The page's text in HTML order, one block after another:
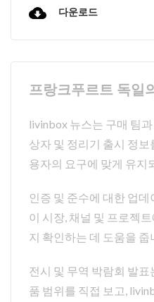
다운로드
프랑크푸르트 독일
livinbox 뉴스는 구매 팀
상자 및 정리기 출시 정
용자의 요구에 맞게 유지
인증 및 준수에 대한 업
이 시장, 채널 및 프로젝
지 확인하는 데 도움을 줍
전시 및 무역 박람회 발표
품 범위를 직접 보고,